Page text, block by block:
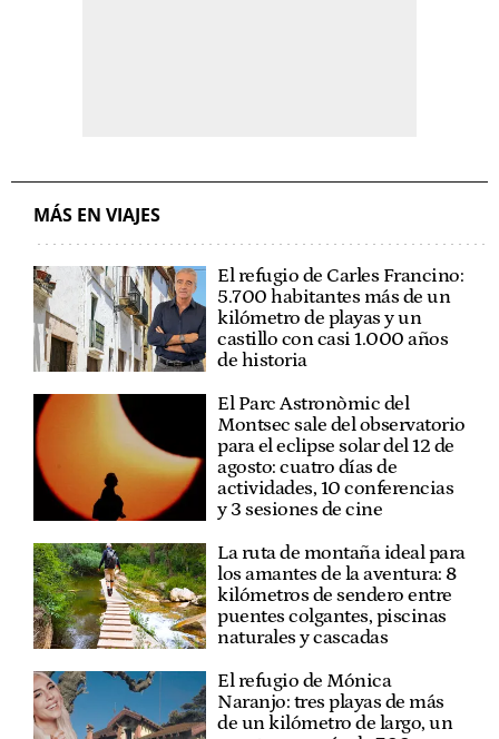
MÁS EN VIAJES
El refugio de Carles Francino:
5.700 habitantes más de un
kilómetro de playas y un
castillo con casi 1.000 años
de historia
El Parc Astronòmic del
Montsec sale del observatorio
para el eclipse solar del 12 de
agosto: cuatro días de
actividades, 10 conferencias
y 3 sesiones de cine
La ruta de montaña ideal para
los amantes de la aventura: 8
kilómetros de sendero entre
puentes colgantes, piscinas
naturales y cascadas
El refugio de Mónica
Naranjo: tres playas de más
de un kilómetro de largo, un